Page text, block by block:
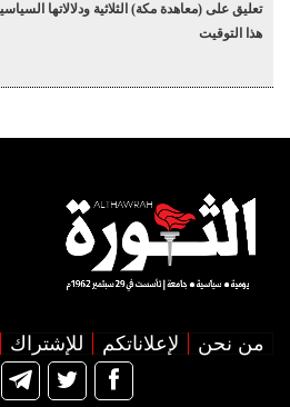
تعليق على (معاهدة مكة) الثلاثية ودلالاتها
هذا التوقيت
من نحن لإعلاناتكم للإشتراك